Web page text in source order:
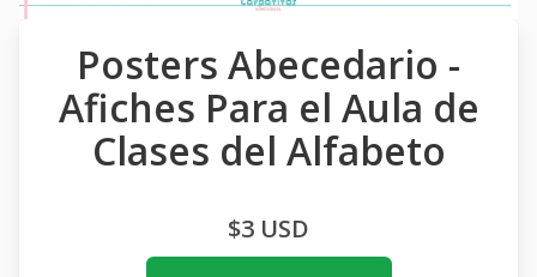
Posters Abecedario -
Afiches Para el Aula de
Clases del Alfabeto
$3 USD